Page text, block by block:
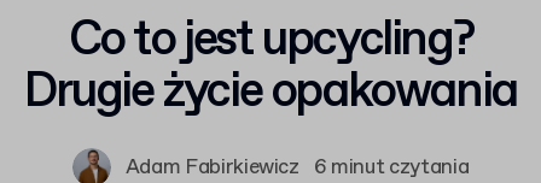
Co to jest upcycling?
Drugie życie opakowania
Adam Fabirkiewicz 6 minut czytania